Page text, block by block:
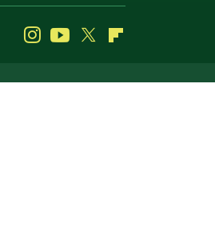
InstagramYoutube
Twitter